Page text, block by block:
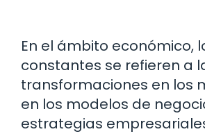
En el ámbito económico,
constantes se refieren a
transformaciones en los
en los modelos de
estrategias